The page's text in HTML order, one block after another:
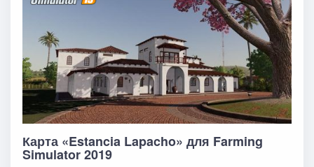
Карта «Estancia Lapacho» для Farming
Simulator 2019